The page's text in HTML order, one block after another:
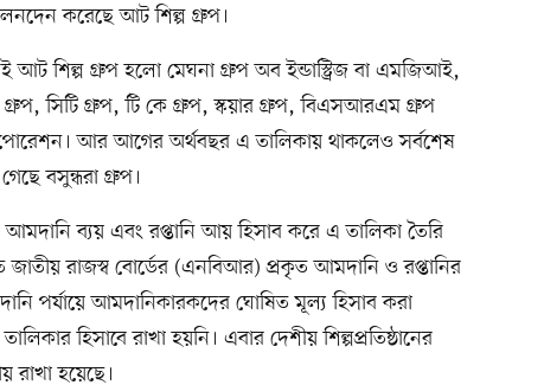
করেছে আট শিল্প গ্রুপ।
আট শিল্প গ্রুপ হলো মেঘনা গ্রুপ অব ইন্ডাস্ট্রিজ বা এমজিআই,
সিটি গ্রুপ, টি কে গ্রুপ, স্কয়ার গ্রুপ, বিএসআরএম গ্রুপ
আর আগের অর্থবছর এ তালিকায় থাকলেও সর্বশেষ
বসুন্ধরা গ্রুপ।
ব্যয় এবং রপ্তানি আয় হিসাব করে এ তালিকা তৈরি
রাজস্ব বোর্ডের (এনবিআর) প্রকৃত আমদানি ও রপ্তানির
পর্যায়ে আমদানিকারকদের ঘোষিত মূল্য হিসাব করা
হিসাবে রাখা হয়নি। এবার দেশীয় শিল্পপ্রতিষ্ঠানের
রাখা হয়েছে।